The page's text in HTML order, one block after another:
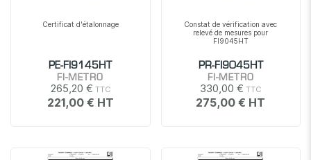
Certificat d'étalonnage
PE-FI9145HT
FI-METRO
265,20 €
221,00 €
Constat de vérification avec
relevé de mesures pour
FI9045HT
PR-FI9045HT
FI-METRO
330,00 €
275,00 €